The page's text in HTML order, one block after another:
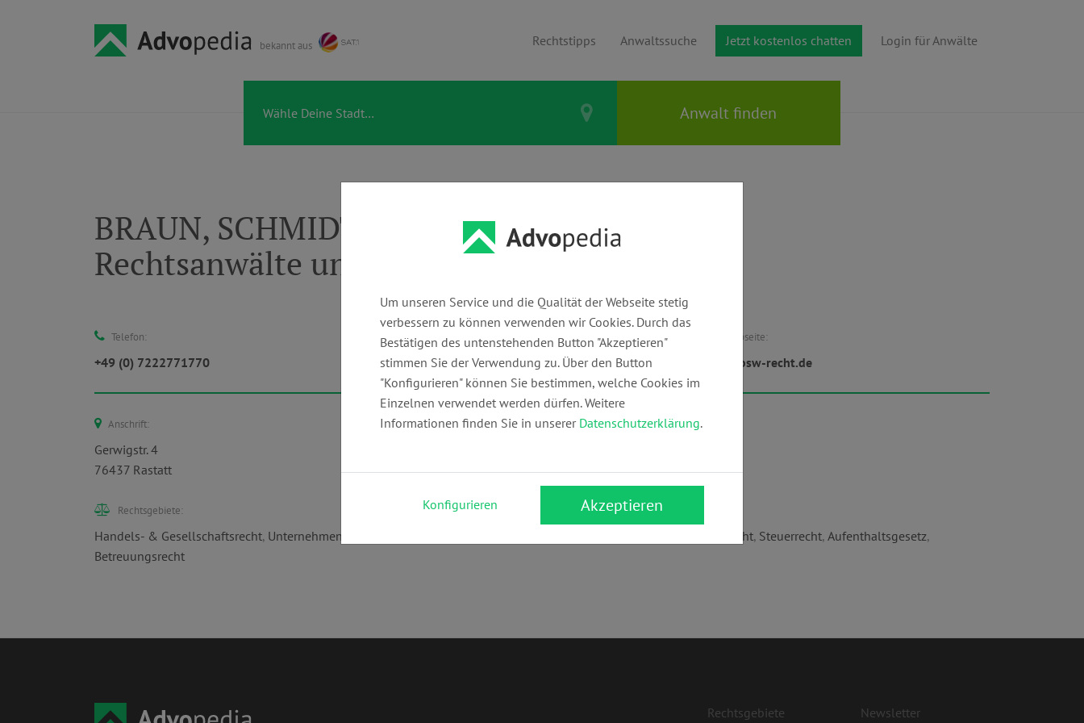
bekannt aus Rechtstipps Anwaltssuche Jetzt kostenlos chatten Login für Anwälte
BRAUN, SCHMIDT & WILD |
Rechtsanwälte und Steuerberater
Telefon:
+49 (0) 7222771770
E-Mail:
info@bsw-recht.de
Webseite:
www.bsw-recht.de
Anschrift:
Gerwigstr. 4
76437 Rastatt
Rechtsgebiete:
Handels- & Gesellschaftsrecht, Unternehmensrecht & Betriebsnachfolge Familienrecht, Steuerrecht, Aufenthaltsgesetz,
Betreuungsrecht
Rechtsgebiete Newsletter
Um unseren Service und die Qualität der Webseite stetig
verbessern zu können verwenden wir Cookies. Durch das
Bestätigen des untenstehenden Button "Akzeptieren"
stimmen Sie der Verwendung zu. Über den Button
"Konfigurieren" können Sie bestimmen, welche Cookies im
Einzelnen verwendet werden dürfen. Weitere
Informationen finden Sie in unserer Datenschutzerklärung.
Konfigurieren Akzeptieren